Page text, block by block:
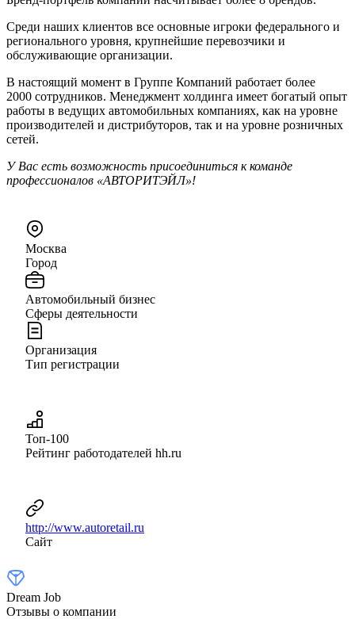
Среди наших клиентов все основные игроки федерального и
регионального уровня, крупнейшие перевозчики и
обслуживающие организации.
В настоящий момент в Группе Компаний работает более
2000 сотрудников. Менеджмент холдинга имеет богатый опыт
работы в ведущих автомобильных компаниях, как на уровне
производителей и дистрибуторов, так и на уровне розничных
сетей.
У Вас есть возможность присоединиться к команде
профессионалов «АВТОРИТЭЙЛ»!
Москва
Город
Автомобильный бизнес
Сферы деятельности
Организация
Тип регистрации
Топ-100
Рейтинг работодателей hh.ru
http://www.autoretail.ru
Сайт
Dream Job
Отзывы о компании